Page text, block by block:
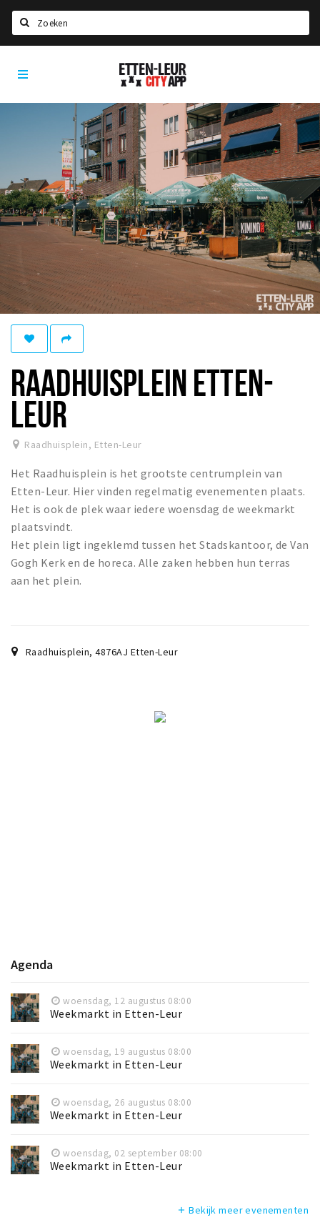
Home
Agenda
Party pics
Nieuws, interviews & blogs
Eten
Recreatief
Winkels
Winkelgebieden
Bezienswaardigheden
Musea, theaters & podia
Uitjes & activiteiten
Toeristische routes
Natuurgebieden
Baroniepoorten
Andere City Apps
Etten-
Leur
App
RAADHUISPLEIN ETTEN-
LEUR
Raadhuisplein, Etten-Leur
Het Raadhuisplein is het grootste centrumplein van
Etten-Leur. Hier vinden regelmatig evenementen plaats.
Het is ook de plek waar iedere woensdag de weekmarkt
plaatsvindt.
Het plein ligt ingeklemd tussen het Stadskantoor, de Van
Gogh Kerk en de horeca. Alle zaken hebben hun terras
aan het plein.
Raadhuisplein,4876AJ Etten-Leur
Agenda
woensdag, 12 augustus 08:00
Weekmarkt in Etten-Leur
woensdag, 19 augustus 08:00
Weekmarkt in Etten-Leur
woensdag, 26 augustus 08:00
Weekmarkt in Etten-Leur
woensdag, 02 september 08:00
Weekmarkt in Etten-Leur
add Bekijk meer evenementen